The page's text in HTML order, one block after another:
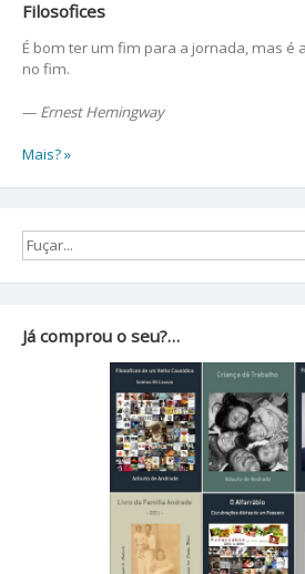
Filosofices
É bom ter um fim para a jornada, mas é
no fim.
— Ernest Hemingway
Mais? »
Já comprou o seu?…